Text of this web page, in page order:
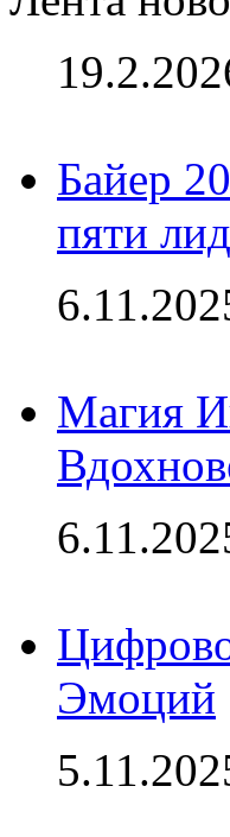
Байер
пяти
Магия
Эмоций